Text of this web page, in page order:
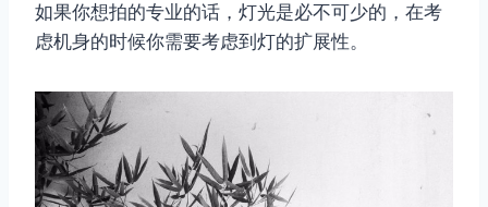
如果你想拍的专业的话，灯光是必不可少的，在考
虑机身的时候你需要考虑到灯的扩展性。